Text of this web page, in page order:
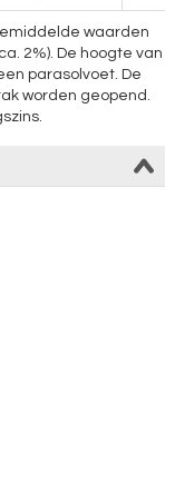
waarden
2%). De hoogte van
parasolvoet. De
worden geopend.